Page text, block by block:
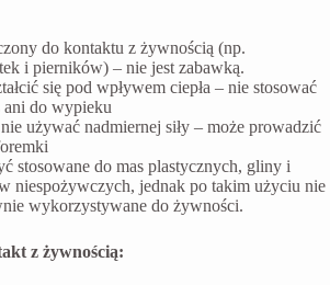
do kontaktu z żywnością (np.
i pierników) – nie jest zabawką.
się pod wpływem ciepła – nie stosować
ani do wypieku
używać nadmiernej siły – może prowadzić
stosowane do mas plastycznych, gliny i
niespożywczych, jednak po takim użyciu nie
wykorzystywane do żywności.
z żywnością: